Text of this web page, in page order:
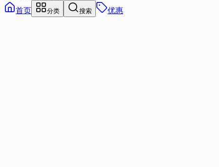
首页
分类 搜索 优惠